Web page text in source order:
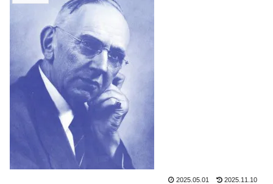
2025.05.01 2025.11.10